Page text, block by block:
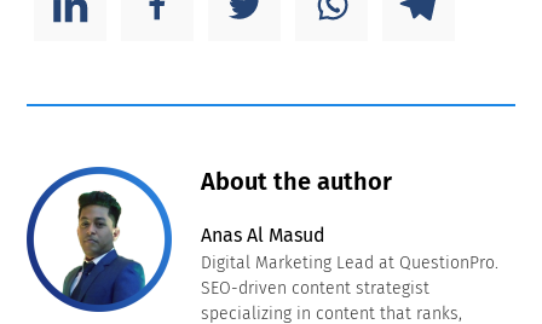
About the author
Anas Al Masud
Digital Marketing Lead at QuestionPro.
SEO-driven content strategist
specializing in content that ranks,